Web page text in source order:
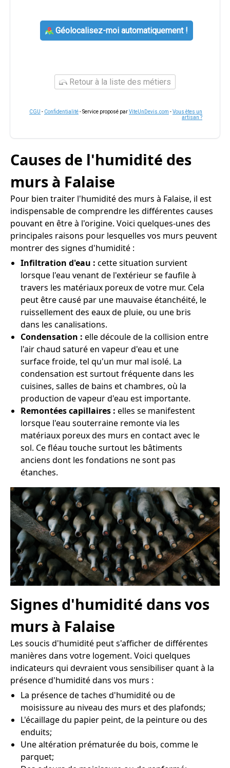
Géolocalisez-moi automatiquement !
Retour à la liste des métiers
CGU - Confidentialité- Service proposé parViteUnDevis.com -Vous êtes un
artisan ?
Causes de l'humidité des
murs à Falaise
Pour bien traiter l'humidité des murs à Falaise, il est
indispensable de comprendre les différentes causes
pouvant en être à l'origine. Voici quelques-unes des
principales raisons pour lesquelles vos murs peuvent
montrer des signes d'humidité :
Infiltration d'eau : cette situation survient
lorsque l'eau venant de l'extérieur se faufile à
travers les matériaux poreux de votre mur. Cela
peut être causé par une mauvaise étanchéité, le
ruissellement des eaux de pluie, ou une bris
dans les canalisations.
Condensation : elle découle de la collision entre
l'air chaud saturé en vapeur d'eau et une
surface froide, tel qu'un mur mal isolé. La
condensation est surtout fréquente dans les
cuisines, salles de bains et chambres, où la
production de vapeur d'eau est importante.
Remontées capillaires : elles se manifestent
lorsque l'eau souterraine remonte via les
matériaux poreux des murs en contact avec le
sol. Ce fléau touche surtout les bâtiments
anciens dont les fondations ne sont pas
étanches.
Signes d'humidité dans vos
murs à Falaise
Les soucis d'humidité peut s'afficher de différentes
manières dans votre logement. Voici quelques
indicateurs qui devraient vous sensibiliser quant à la
présence d'humidité dans vos murs :
La présence de taches d'humidité ou de
moisissure au niveau des murs et des plafonds;
L'écaillage du papier peint, de la peinture ou des
enduits;
Une altération prématurée du bois, comme le
parquet;